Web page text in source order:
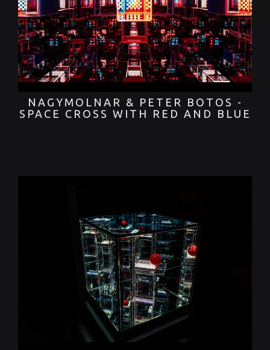
NAGYMOLNAR & PETER BOTOS -
SPACE CROSS WITH RED AND BLUE